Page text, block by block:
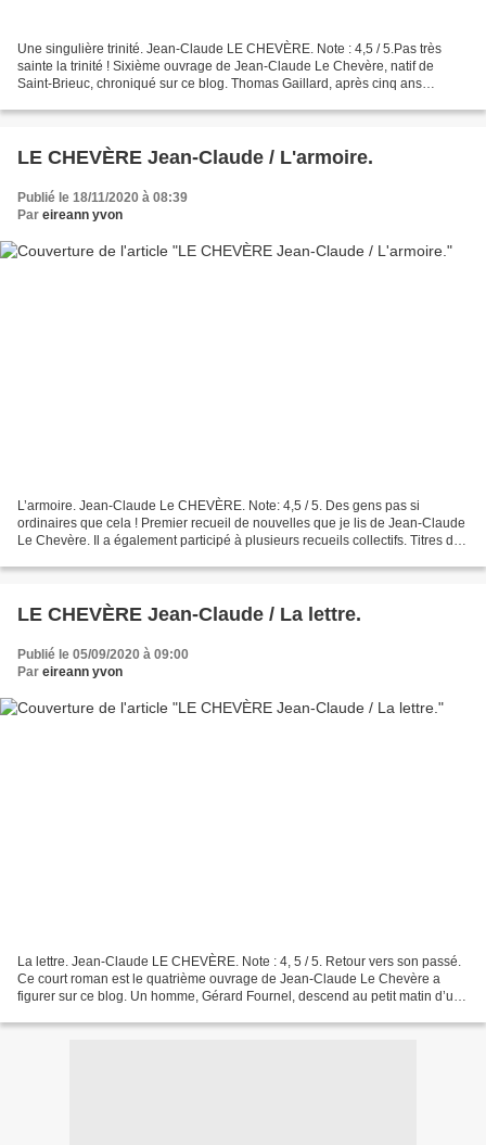
Une singulière trinité. Jean-Claude LE CHEVÈRE. Note : 4,5 / 5.Pas très
sainte la trinité ! Sixième ouvrage de Jean-Claude Le Chevère, natif de
Saint-Brieuc, chroniqué sur ce blog. Thomas Gaillard, après cinq ans
LE CHEVÈRE Jean-Claude / L'armoire.
Publié le 18/11/2020 à 08:39
Par eireann yvon
L’armoire. Jean-Claude Le CHEVÈRE. Note: 4,5 / 5. Des gens pas si
ordinaires que cela ! Premier recueil de nouvelles que je lis de Jean-Claude
Le Chevère. Il a également participé à plusieurs recueils collectifs. Titres des
LE CHEVÈRE Jean-Claude / La lettre.
Publié le 05/09/2020 à 09:00
Par eireann yvon
La lettre. Jean-Claude LE CHEVÈRE. Note : 4, 5 / 5. Retour vers son passé.
Ce court roman est le quatrième ouvrage de Jean-Claude Le Chevère a
figurer sur ce blog. Un homme, Gérard Fournel, descend au petit matin d’un